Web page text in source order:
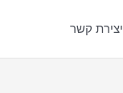
יצירת קשר